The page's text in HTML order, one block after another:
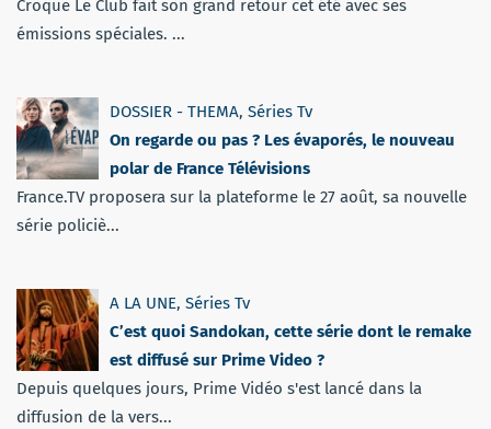
Croque Le Club fait son grand retour cet été avec ses
émissions spéciales. ...
DOSSIER - THEMA, Séries Tv
On regarde ou pas ? Les évaporés, le nouveau
polar de France Télévisions
France.TV proposera sur la plateforme le 27 août, sa nouvelle
série policiè...
A LA UNE, Séries Tv
C’est quoi Sandokan, cette série dont le remake
est diffusé sur Prime Video ?
Depuis quelques jours, Prime Vidéo s'est lancé dans la
diffusion de la vers...